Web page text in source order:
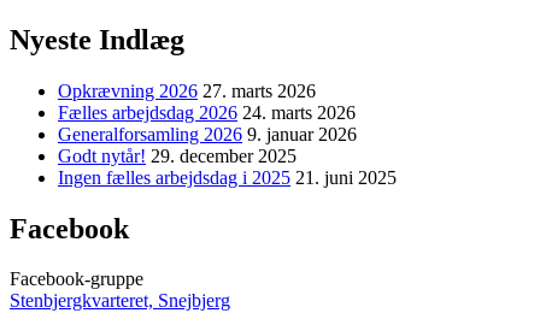
Nyeste Indlæg
Opkrævning 2026 27. marts 2026
Fælles arbejdsdag 2026 24. marts 2026
Generalforsamling 2026 9. januar 2026
Godt nytår! 29. december 2025
Ingen fælles arbejdsdag i 2025 21. juni 2025
Facebook
Facebook-gruppe
Stenbjergkvarteret, Snejbjerg